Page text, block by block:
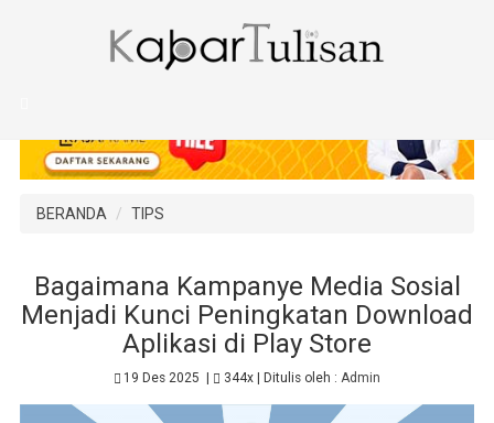
BERANDA TIPS
Bagaimana Kampanye Media Sosial
Menjadi Kunci Peningkatan Download
Aplikasi di Play Store
19 Des 2025 344x | Ditulis oleh :Admin